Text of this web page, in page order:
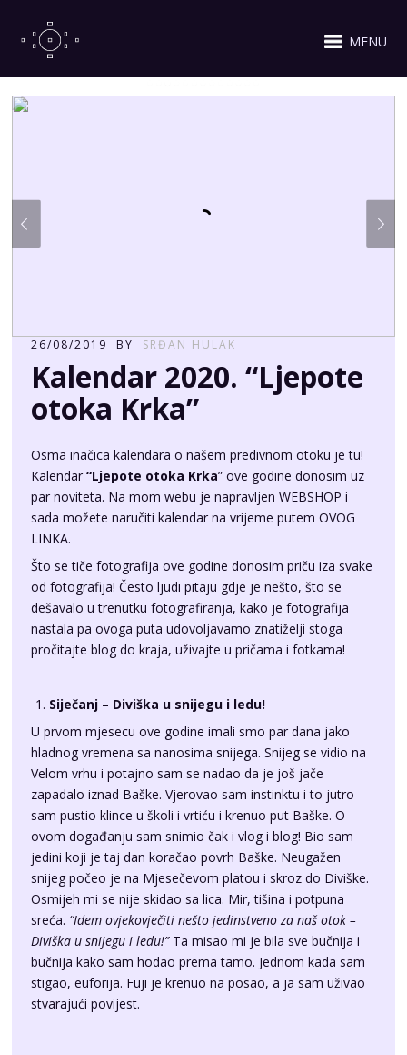
MENU
otoka Krka”
Osma inačica kalendara o našem predivnom otoku je tu!
Kalendar“Ljepote otoka Krka
sada možete naručiti kalendar na vrijeme putemOVOG
LINKA.
Što se tiče fotografija ove godine donosim priču iza svake
od fotografija! Često ljudi pitaju gdje je nešto, što se
nastala pa ovoga puta udovoljavamo znatiželji stoga
pročitajte blog do kraja, uživajte u pričama i fotkama!
Siječanj – Diviška u snijegu i ledu!
hladnog vremena sa nanosima snijega. Snijeg se vidio na
Velom vrhu i potajno sam se nadao da je još jače
zapadalo iznad Baške. Vjerovao sam instinktu i to jutro
sam pustio klince u školi i vrtiću i krenuo put Baške. O
ovom događanju sam snimio čak ivlogi blog! Bio sam
jedini koji je taj dan koračao povrh Baške. Neugažen
snijeg počeo je na Mjesečevom platou i skroz do Diviške.
Osmijeh mi se nije skidao sa lica. Mir, tišina i potpuna
sreća.“Idem ovjekovječiti nešto jedinstveno za naš otok –
Diviška u snijegu i ledu!”Ta misao mi je bila sve bučnija i
bučnija kako sam hodao prema tamo. Jednom kada sam
stigao, euforija. Fuji je krenuo na posao, a ja sam uživao
stvarajući povijest.